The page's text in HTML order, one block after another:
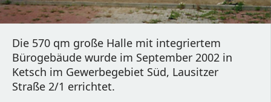
Die 570 qm große Halle mit integriertem
Bürogebäude wurde im September 2002 in
Ketsch im Gewerbegebiet Süd, Lausitzer
Straße 2/1 errichtet.